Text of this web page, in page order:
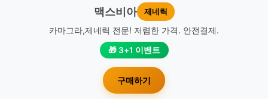
맥스비아 제네릭
카마그라,제네릭 전문! 저렴한 가격. 안전결제.
🎁 3+1 이벤트
구매하기